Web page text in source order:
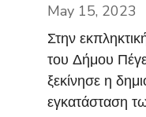
May 15, 2023
Στην
του Δήμου
ξεκίνησε η
εγκατάσταση